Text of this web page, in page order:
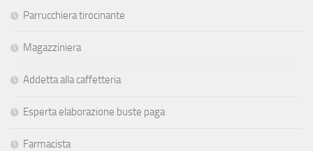
Parrucchiera tirocinante
Magazziniera
Addetta alla caffetteria
Esperta elaborazione buste paga
Farmacista